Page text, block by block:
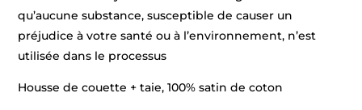
qu’aucune substance, susceptible de causer un
préjudice à votre santé ou à l’environnement, n’est
utilisée dans le processus
Housse de couette + taie, 100% satin de coton